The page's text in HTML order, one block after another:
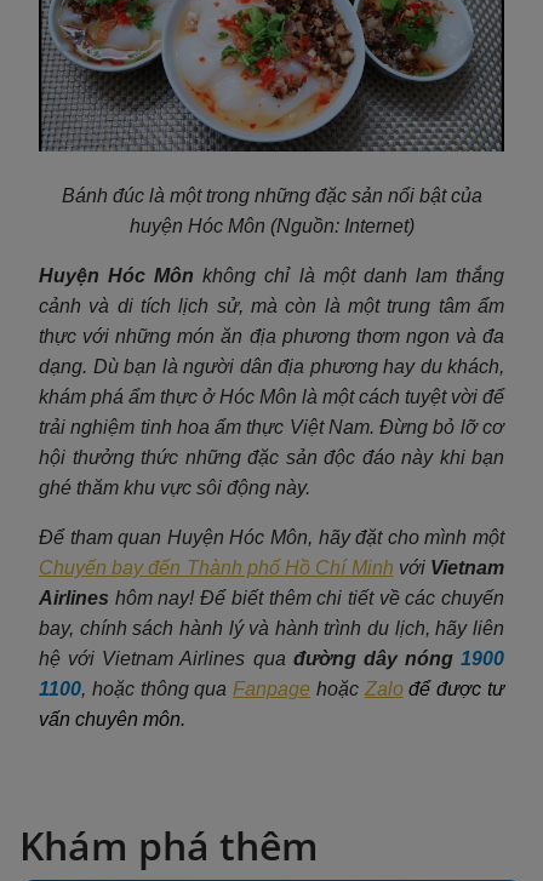
Bánh đúc là một trong những đặc sản nổi bật của
huyện Hóc Môn (Nguồn: Internet)
Huyện Hóc Mônkhông chỉ là một danh lam thắng
cảnh và di tích lịch sử, mà còn là một trung tâm ẩm
thực với những món ăn địa phương thơm ngon và đa
dạng. Dù bạn là người dân địa phương hay du khách,
khám phá ẩm thực ở Hóc Môn là một cách tuyệt vời để
trải nghiệm tinh hoa ẩm thực Việt Nam. Đừng bỏ lỡ cơ
hội thưởng thức những đặc sản độc đáo này khi bạn
ghé thăm khu vực sôi động này.
Để tham quan Huyện Hóc Môn, hãy đặt cho mình một
Chuyến bay đến Thành phố Hồ Chí Minh với Vietnam
Airlines hôm nay! Để biết thêm chi tiết về các chuyến
bay, chính sách hành lý và hành trình du lịch, hãy liên
hệ với Vietnam Airlines qua đường dây nóng 1900
1100, hoặc thông quaFanpage hoặc Zalo để được tư
vấn chuyên môn.
Khám phá thêm